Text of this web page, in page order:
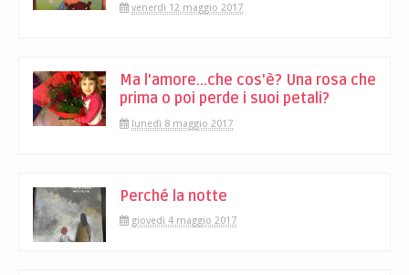
venerdì 12 maggio 2017
Ma l'amore...che cos'è? Una rosa che
prima o poi perde i suoi petali?
lunedì 8 maggio 2017
Perché la notte
giovedì 4 maggio 2017